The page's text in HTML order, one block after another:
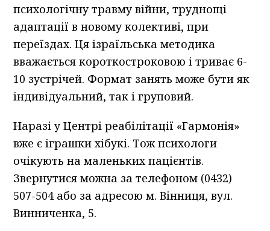
психологічну травму війни, труднощі
адаптації в новому колективі, при
переїздах. Ця ізраїльська методика
вважається короткостроковою і триває 6-
10 зустрічей. Формат занять може бути як
індивідуальний, так і груповий.
Наразі у Центрі реабілітації «Гармонія»
вже є іграшки хібукі. Тож психологи
очікують на маленьких пацієнтів.
Звернутися можна за телефоном (0432)
507-504 або за адресою м. Вінниця, вул.
Винниченка, 5.